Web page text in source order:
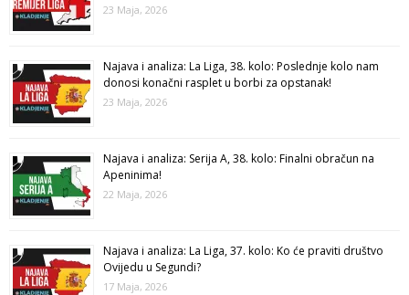
23 Maja, 2026
Najava i analiza: La Liga, 38. kolo: Poslednje kolo nam
donosi konačni rasplet u borbi za opstanak!
23 Maja, 2026
Najava i analiza: Serija A, 38. kolo: Finalni obračun na
Apeninima!
22 Maja, 2026
Najava i analiza: La Liga, 37. kolo: Ko će praviti društvo
Ovijedu u Segundi?
17 Maja, 2026